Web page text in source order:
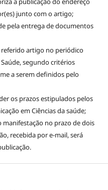
junto com o artigo;
pela entrega de documentos
artigo no periódico
segundo critérios
a serem definidos pelo
os prazos estipulados pelos
em Ciências da saúde;
manifestação no prazo de dois
recebida por e-mail, será